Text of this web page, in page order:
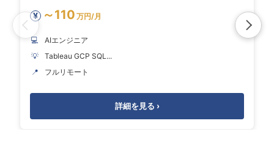
¥ ～110 万円/月
💻
AIエンジニア
💡
Tableau GCP SQL...
📍
フルリモート
詳細を見る ›